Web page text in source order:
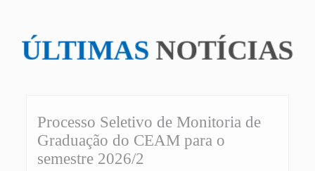
ÚLTIMAS NOTÍCIAS
Processo Seletivo de Monitoria de
Graduação do CEAM para o
semestre 2026/2